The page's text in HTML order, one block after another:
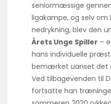
seniormæssige
ligakampe, og selv
nedrykning, blev den
Årets Unge Spiller –
hans individuelle
bemærket uanset det
Ved tilbagevenden til
fortsatte han